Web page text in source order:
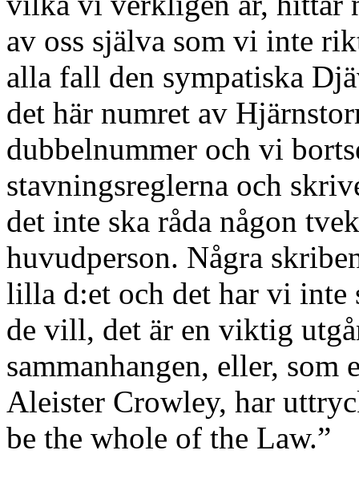
av oss själva som vi inte
alla fall den sympatiska
det här numret av
dubbelnummer och vi
stavningsreglerna och
det inte ska råda någon
huvudperson. Några
lilla d:et och det har vi inte
de vill, det är en viktig
sammanhangen, eller, som
Aleister Crowley, har
be the whole of the Law.”